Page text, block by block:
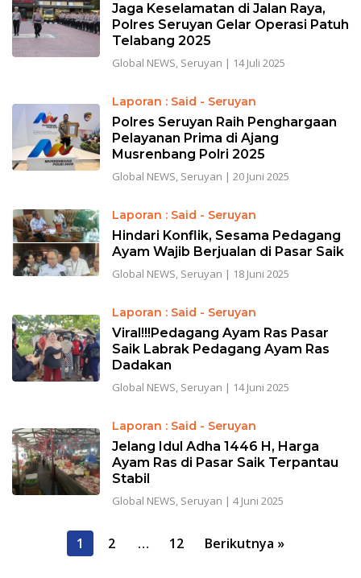
Jaga Keselamatan di Jalan Raya,
Polres Seruyan Gelar Operasi Patuh
Telabang 2025
Global NEWS, Seruyan | 14 Juli 2025
Laporan : Said - Seruyan
Polres Seruyan Raih Penghargaan
Pelayanan Prima di Ajang
Musrenbang Polri 2025
Global NEWS, Seruyan | 20 Juni 2025
Laporan : Said - Seruyan
Hindari Konflik, Sesama Pedagang
Ayam Wajib Berjualan di Pasar Saik
Global NEWS, Seruyan | 18 Juni 2025
Laporan : Said - Seruyan
Viral!!!Pedagang Ayam Ras Pasar
Saik Labrak Pedagang Ayam Ras
Dadakan
Global NEWS, Seruyan | 14 Juni 2025
Laporan : Said - Seruyan
Jelang Idul Adha 1446 H, Harga
Ayam Ras di Pasar Saik Terpantau
Stabil
Global NEWS, Seruyan | 4 Juni 2025
Paginasi
1 2 … 12 Berikutnya »